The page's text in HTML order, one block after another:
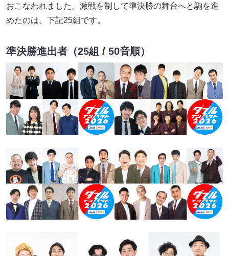
おこなわれました。激戦を制して準決勝の舞台へと駒を進
めたのは、下記25組です。
準決勝進出者（25組 / 50音順）